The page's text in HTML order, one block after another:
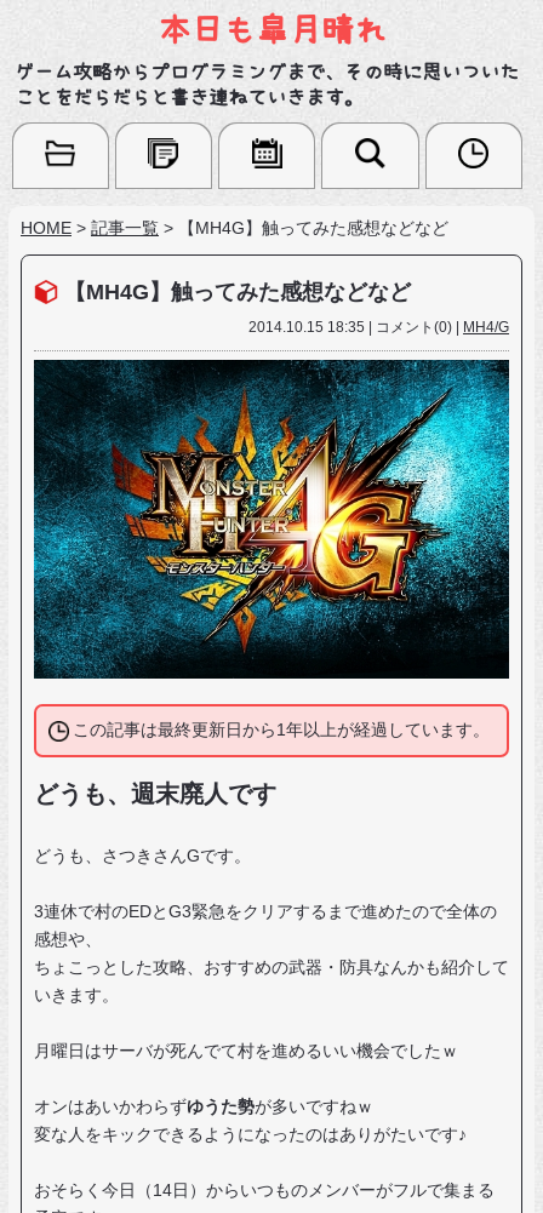
本日も皐月晴れ
ゲーム攻略からプログラミングまで、その時に思いついた
ことをだらだらと書き連ねていきます。
HOME > 記事一覧 > 【MH4G】触ってみた感想などなど
【MH4G】触ってみた感想などなど
2014.10.15 18:35 | コメント(0) | MH4/G
この記事は最終更新日から1年以上が経過しています。
どうも、週末廃人です
どうも、さつきさんGです。
3連休で村のEDとG3緊急をクリアするまで進めたので全体の
感想や、
ちょこっとした攻略、おすすめの武器・防具なんかも紹介して
いきます。
月曜日はサーバが死んでて村を進めるいい機会でしたｗ
オンはあいかわらずゆうた勢が多いですねｗ
変な人をキックできるようになったのはありがたいです♪
おそらく今日（14日）からいつものメンバーがフルで集まる